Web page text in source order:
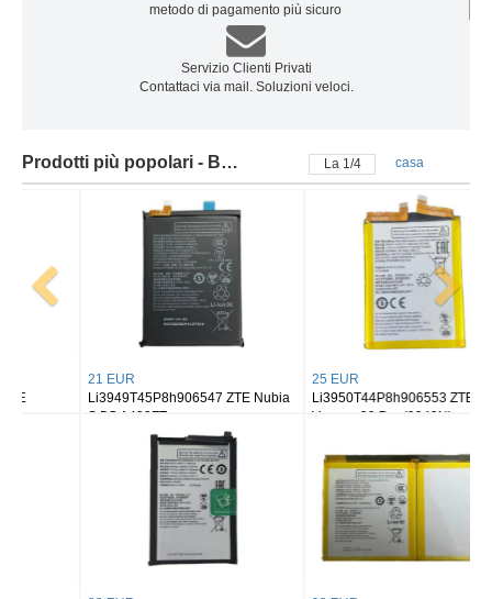
metodo di pagamento più sicuro
Servizio Clienti Privati
Contattaci via mail. Soluzioni veloci.
Prodotti più popolari - Batteria zte La 2/4 casa
Li3949T45P8h906547 ZTE Nubia
S 5G A403ZT
Li3950T44P8h906553 ZTE
Voyage 20 Pro (9040N)